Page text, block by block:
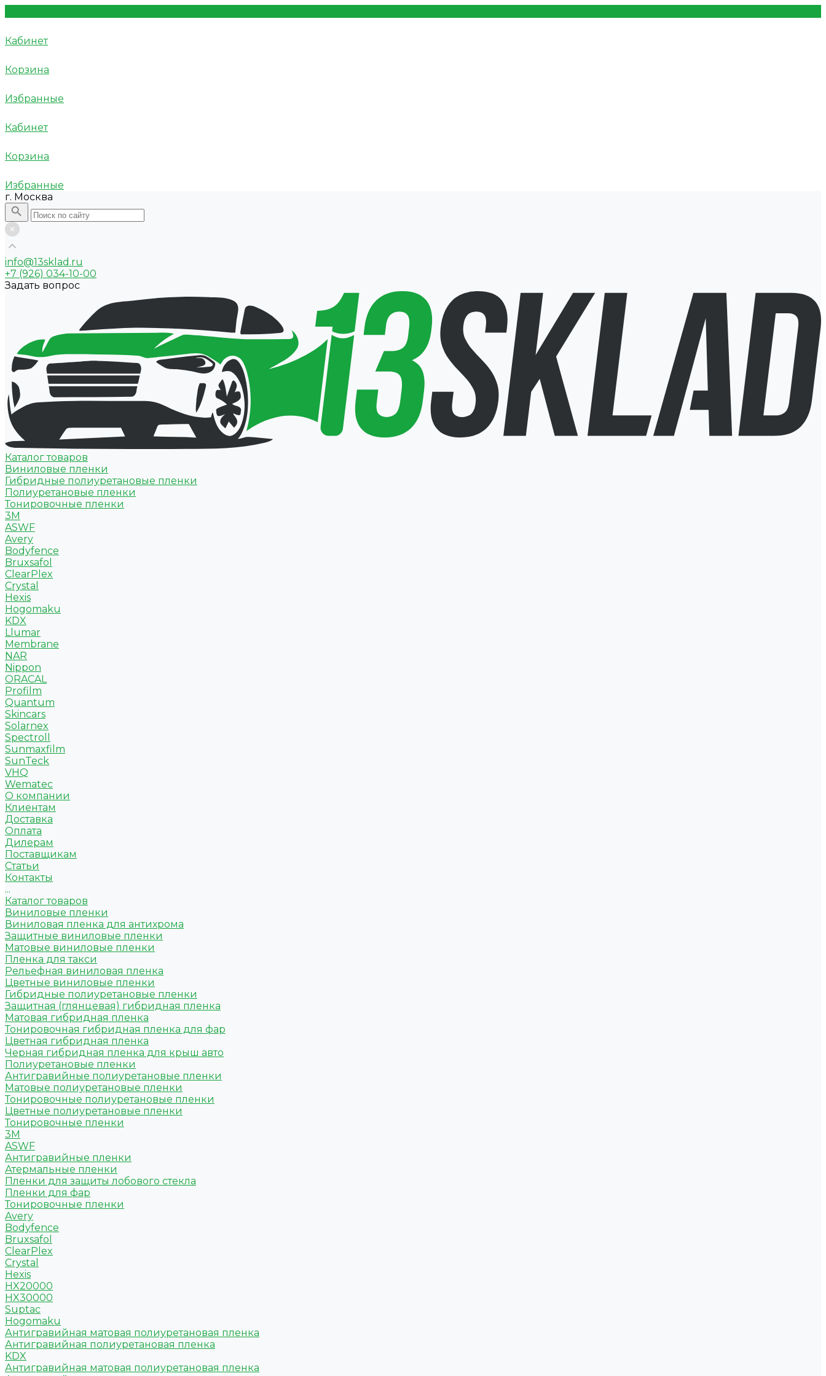
Кабинет
Корзина
Избранные
Кабинет
Корзина
Избранные
г. Москва
info@13sklad.ru
+7 (926) 034-10-00
Задать вопрос
Каталог товаров
Виниловые пленки
Гибридные полиуретановые пленки
Полиуретановые пленки
Тонировочные пленки
3M
ASWF
Avery
Bodyfence
Bruxsafol
ClearPlex
Crystal
Hexis
Hogomaku
KDX
Llumar
Membrane
NAR
Nippon
ORACAL
Profilm
Quantum
Skincars
Solarnex
Spectroll
Sunmaxfilm
SunTeck
VHQ
Wematec
О компании
Клиентам
Доставка
Оплата
Дилерам
Поставщикам
Статьи
Контакты
...
Каталог товаров
Виниловые пленки
Виниловая пленка для антихрома
Защитные виниловые пленки
Матовые виниловые пленки
Пленка для такси
Рельефная виниловая пленка
Цветные виниловые пленки
Гибридные полиуретановые пленки
Защитная (глянцевая) гибридная пленка
Матовая гибридная пленка
Тонировочная гибридная пленка для фар
Цветная гибридная пленка
Черная гибридная пленка для крыш авто
Полиуретановые пленки
Антигравийные полиуретановые пленки
Матовые полиуретановые пленки
Тонировочные полиуретановые пленки
Цветные полиуретановые пленки
Тонировочные пленки
3M
ASWF
Антигравийные пленки
Атермальные пленки
Пленки для защиты лобового стекла
Пленки для фар
Тонировочные пленки
Avery
Bodyfence
Bruxsafol
ClearPlex
Crystal
Hexis
HX20000
HX30000
Suptac
Hogomaku
Антигравийная матовая полиуретановая пленка
Антигравийная полиуретановая пленка
KDX
Антигравийная матовая полиуретановая пленка